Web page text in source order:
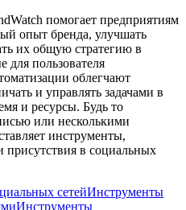
помогает предприятиям
опыт бренда, улучшать
их общую стратегию в
для пользователя
облегчают
и управлять задачами в
и ресурсы. Будь то
или несколькими
инструменты,
в социальных
сетейИнструменты
Инструменты